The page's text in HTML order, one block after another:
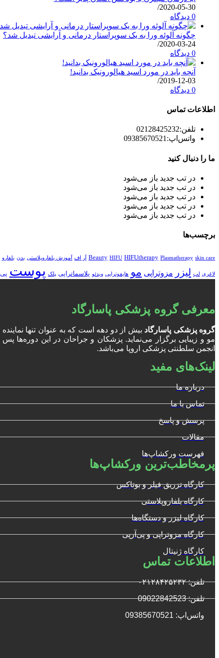
2020-05-30
/
0 دیدگاه
چگونه آلوئه ورا به یک سوپراستار درمانی و آرایشی تبدیل شد؟
2020-03-24
/
0 دیدگاه
آنچه باید در مورد اسید هیالورونیک بدانید!
2019-12-03
/
0 دیدگاه
اطلاعات تماس
تلفن:02128425232
واتس‌اپ: 09385670521
ما را دنبال کنید
در تب جدید باز می‌شود
در تب جدید باز می‌شود
در تب جدید باز می‌شود
در تب جدید باز می‌شود
در تب جدید باز می‌شود
برچسب‌ها
Beauty HIFU HIFUtherapy Plasmatherapy skin care آر اف آموزش بلفاروپلاستی بدن بلفارو
لاغری لب لیزر مزوتراپی مو هایفوتراپی ویدئو پلاسماتراپی پلک پوست
معرفی گروه پزشکی پاسارگاد
گروه پزشکی پاسارگاد بیش از دو دهه است که به عنوان تنها
انجمن سلطنتی پزشکی اروپا می‌باشد.
لینک‌های مفید
درباره ما
تماس با ما
پرسش و پاسخ
مقالات
فهرست ورکشاپ‌ها
پرمخاطب‌ترین ورکشاپ‌ها
کارگاه تزریق فیلر و بوتاکس
کارگاه بلفاروپلاستی
کارگاه لیزر و دستگاه‌ها
کارگاه مزوتراپی و پی‌آرپی
کارگاه ژنیتال
اطلاعات تماس
تلفن: ۰۲۱۲۸۴۲۵۲۳۲
تلفن: 09022842523
واتس‌‌اپ: 09385670521